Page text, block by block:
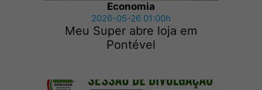
Economia
2026-05-26 01:00h
Meu Super abre loja em
Pontével